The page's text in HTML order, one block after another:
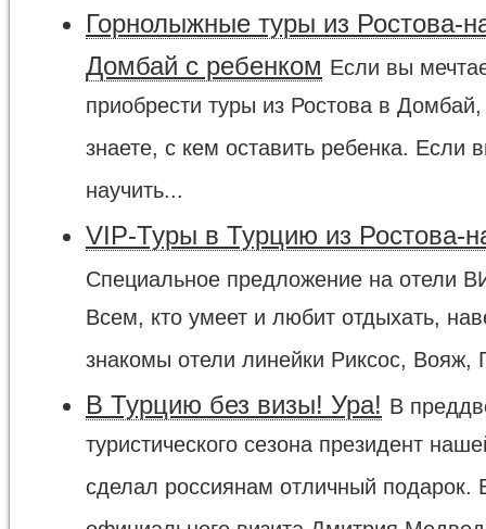
Горнолыжные туры из Ростова-
Домбай с ребенком Если вы
приобрести туры из Ростова в
знаете, с кем оставить ребенка. Если
научить...
VIP-Туры в Турцию из Ростова-
Специальное предложение на отели
Всем, кто умеет и любит отдыхать,
знакомы отели линейки Риксос, Вояж,
В Турцию без визы! Ура! В
туристического сезона президент
сделал россиянам отличный подарок.